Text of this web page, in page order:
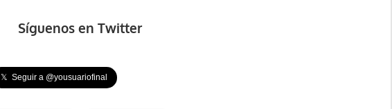
Síguenos en Twitter
𝕏 Seguir a @yousuariofinal